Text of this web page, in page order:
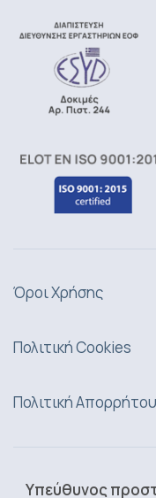
Όροι Χρήσης
Πολιτική Cookies
Πολιτική Απορρήτου
Υπεύθυνος